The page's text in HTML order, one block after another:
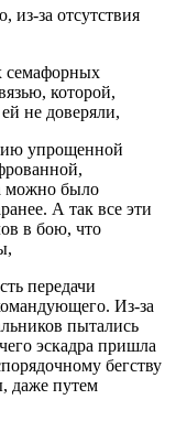
из-за отсутствия
семафорных
которой,
не доверяли,
упрощенной
можно было
А так все эти
в бою, что
передачи
Из-за
пытались
эскадра пришла
бегству
даже путем